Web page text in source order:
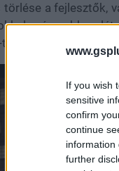
If you wish
sensitive
confirm
continue
information
further
törlése a fejlesztők,
szívesebben
play spinoffot.